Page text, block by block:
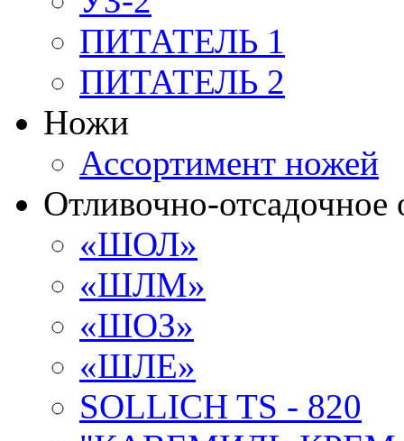
ПИТАТЕЛЬ 1
ПИТАТЕЛЬ 2
Ножи
Ассортимент ножей
Отливочно-отсадочное
«ШОЛ»
«ШЛМ»
«ШОЗ»
«ШЛЕ»
SOLLICH TS - 820